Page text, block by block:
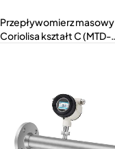
Przepływomierz masowy
Coriolisa kształt C (MTD-